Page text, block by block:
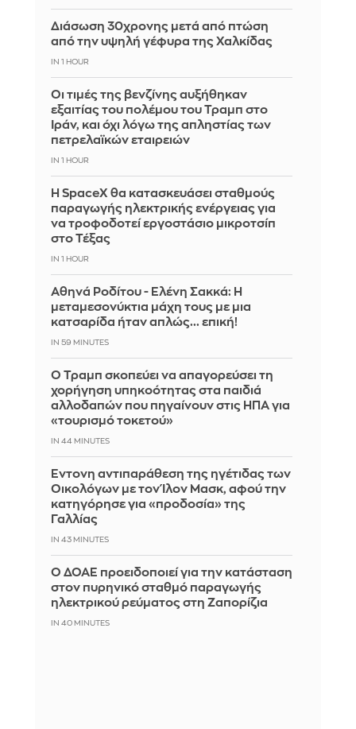
Διάσωση 30χρονης μετά από πτώση
από την υψηλή γέφυρα της Χαλκίδας
IN 1 HOUR
Οι τιμές της βενζίνης αυξήθηκαν
εξαιτίας του πολέμου του Τραμπ στο
Ιράν, και όχι λόγω της απληστίας των
πετρελαϊκών εταιρειών
IN 1 HOUR
Η SpaceX θα κατασκευάσει σταθμούς
παραγωγής ηλεκτρικής ενέργειας για
να τροφοδοτεί εργοστάσιο μικροτσίπ
στο Τέξας
IN 1 HOUR
Αθηνά Ροδίτου - Ελένη Σακκά: Η
μεταμεσονύκτια μάχη τους με μια
κατσαρίδα ήταν απλώς... επική!
IN 59 MINUTES
Ο Τραμπ σκοπεύει να απαγορεύσει τη
χορήγηση υπηκοότητας στα παιδιά
αλλοδαπών που πηγαίνουν στις ΗΠΑ για
«τουρισμό τοκετού»
IN 44 MINUTES
Έντονη αντιπαράθεση της ηγέτιδας των
Οικολόγων με τον Ίλον Μασκ, αφού την
κατηγόρησε για «προδοσία» της
Γαλλίας
IN 43 MINUTES
Ο ΔΟΑΕ προειδοποιεί για την κατάσταση
στον πυρηνικό σταθμό παραγωγής
ηλεκτρικού ρεύματος στη Ζαπορίζια
IN 40 MINUTES